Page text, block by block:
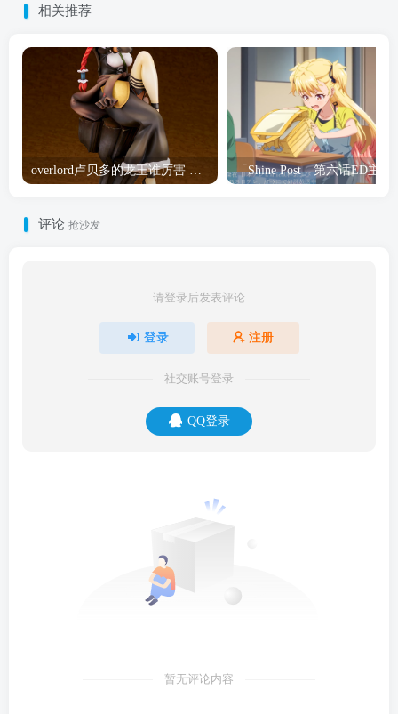
相关推荐
评论 抢沙发
请登录后发表评论
登录 注册
社交账号登录
QQ登录
暂无评论内容